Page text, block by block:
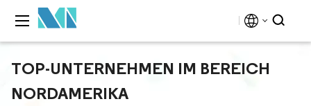
TOP-UNTERNEHMEN IM BEREICH
NORDAMERIKA